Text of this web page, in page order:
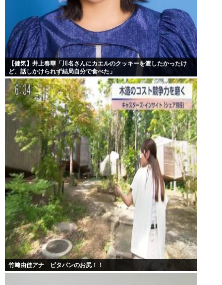
【健気】井上春華「川名さんにカエルのクッキーを渡したかったけ
ど、話しかけられず結局自分で食べた」
竹﨑由佳アナ ピタパンのお尻！！